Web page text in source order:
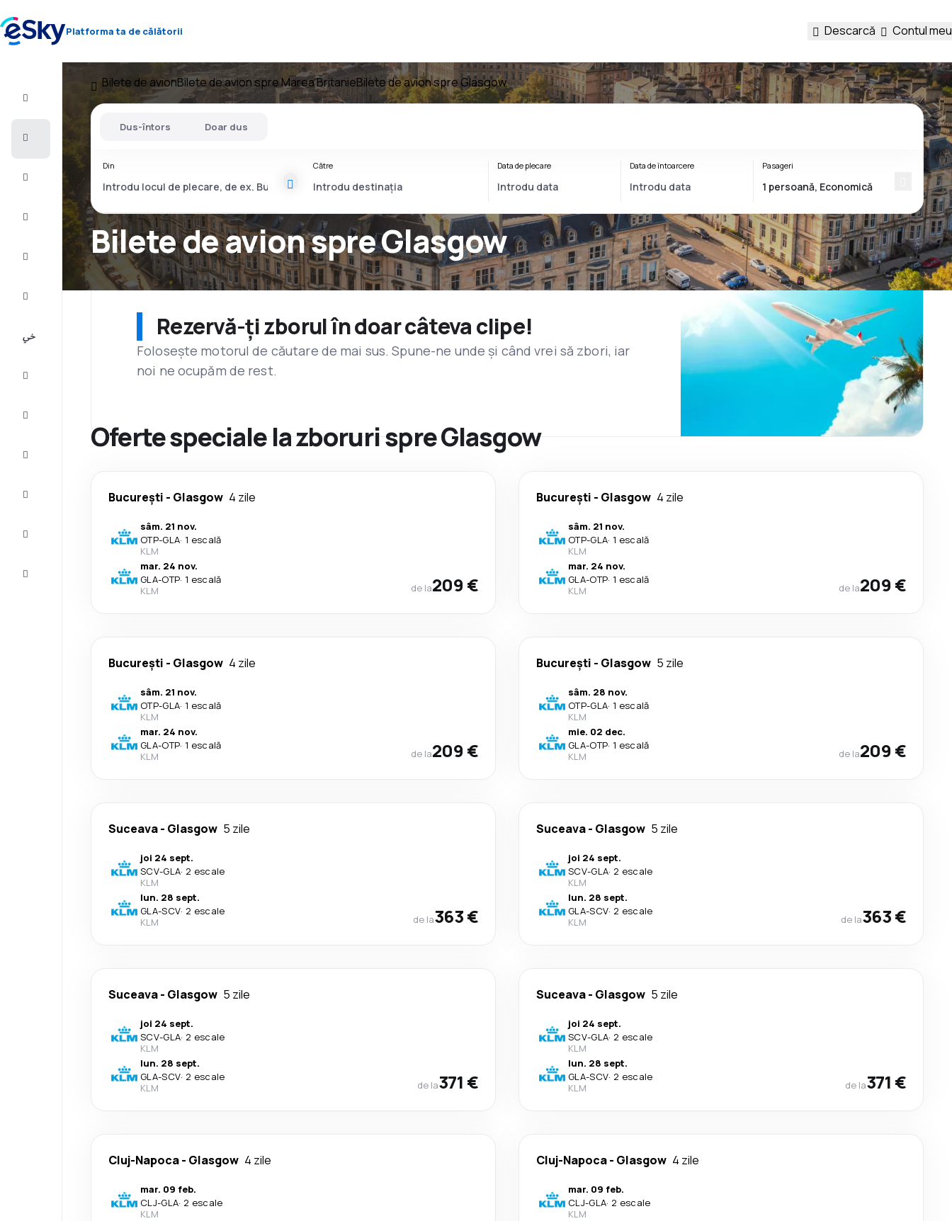
Platforma ta de călătorii Descarcă Contul meu
Vacanţe
Bilete de avionBilete de avion spre Marea BritanieBilete de avion spre Glasgow
Bilete de avion spre Glasgow
Dus-întors Doar dus
Din Către Data de plecare Data de întoarcere Pasageri
Rezervă-ți zborul în doar câteva clipe!
Folosește motorul de căutare de mai sus. Spune-ne unde și când vrei să zbori, iar
noi ne ocupăm de rest.
Oferte speciale la zboruri spre Glasgow
București - Glasgow 4 zile
sâm. 21 nov.
OTP-GLA· 1 escală
KLM
mar. 24 nov.
GLA-OTP· 1 escală
KLM
de la209 €
București - Glasgow 4 zile
sâm. 21 nov.
OTP-GLA· 1 escală
KLM
mar. 24 nov.
GLA-OTP· 1 escală
KLM
de la209 €
București - Glasgow 4 zile
sâm. 21 nov.
OTP-GLA· 1 escală
KLM
mar. 24 nov.
GLA-OTP· 1 escală
KLM
de la209 €
București - Glasgow 5 zile
sâm. 28 nov.
OTP-GLA· 1 escală
KLM
mie. 02 dec.
GLA-OTP· 1 escală
KLM
de la209 €
Suceava- Glasgow 5 zile
joi 24 sept.
SCV-GLA· 2 escale
KLM
lun. 28 sept.
GLA-SCV· 2 escale
KLM
de la363 €
Suceava- Glasgow 5 zile
joi 24 sept.
SCV-GLA· 2 escale
KLM
lun. 28 sept.
GLA-SCV· 2 escale
KLM
de la363 €
Suceava- Glasgow 5 zile
joi 24 sept.
SCV-GLA· 2 escale
KLM
lun. 28 sept.
GLA-SCV· 2 escale
KLM
de la371 €
Suceava- Glasgow 5 zile
joi 24 sept.
SCV-GLA· 2 escale
KLM
lun. 28 sept.
GLA-SCV· 2 escale
KLM
de la371 €
Cluj-Napoca- Glasgow 4 zile
mar. 09 feb.
CLJ-GLA· 2 escale
KLM
Cluj-Napoca- Glasgow 4 zile
mar. 09 feb.
CLJ-GLA· 2 escale
KLM